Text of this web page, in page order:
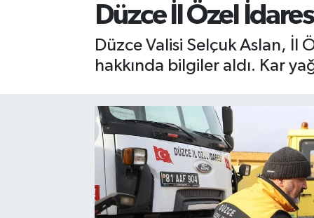
Düzce İl Özel
Düzce Valisi Selçuk Aslan, İl
hakkında bilgiler aldı. Kar